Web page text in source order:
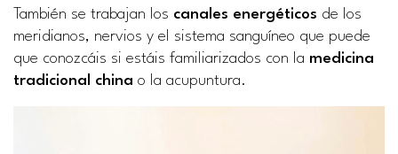
También se trabajan los canales energéticos de los
meridianos, nervios y el sistema sanguíneo que puede
que conozcáis si estáis familiarizados con la medicina
tradicional china o la acupuntura.